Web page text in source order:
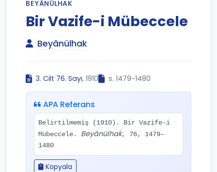
BEYÂNÜLHAK
Bir Vazife-i Mübeccele
Beyânülhak
3. Cilt 76. Sayı, 1910 s. 1479-1480
APA Referans
Belirtilmemiş (1910). Bir Vazife-i
Mübeccele. Beyânülhak, 76, 1479–
1480
Kopyala